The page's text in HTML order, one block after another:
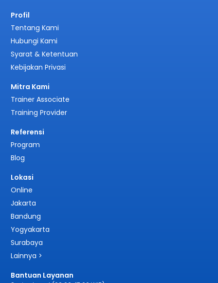
Profil
Tentang Kami
Hubungi Kami
Syarat & Ketentuan
Kebijakan Privasi
Mitra Kami
Trainer Associate
Training Provider
Referensi
Program
Blog
Lokasi
Online
Jakarta
Bandung
Yogyakarta
Surabaya
Lainnya >
Bantuan Layanan